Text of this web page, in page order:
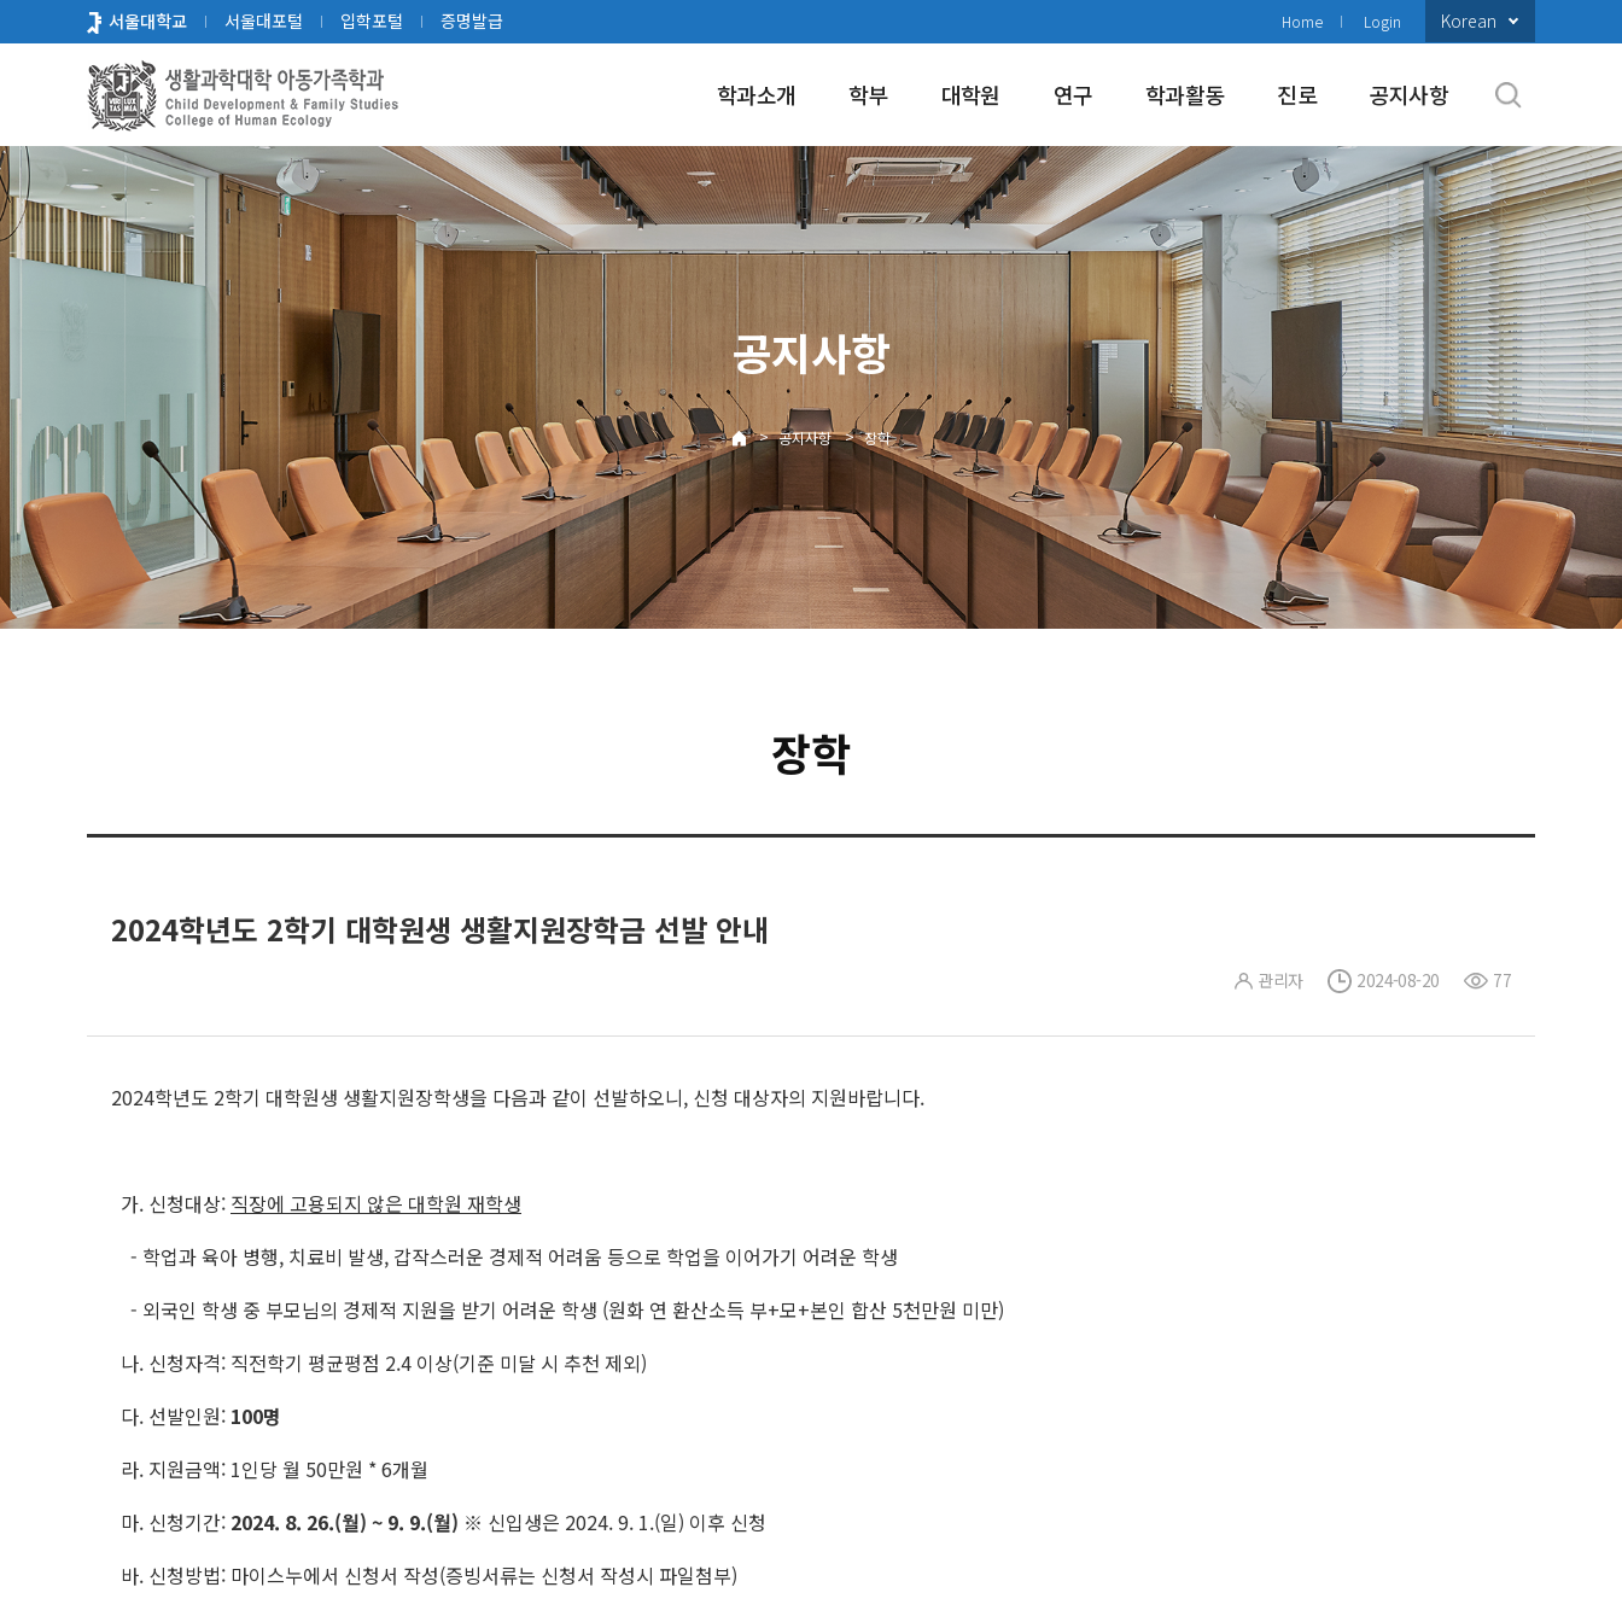
로
뉴
서울대학교 서울대포털 입학포털 증명발급 Home Login Korean
학과소개 학부 대학원 연구 학과활동 진로 공지사항
공지사항
> 공지사항 > 장학
장학
2024학년도 2학기 대학원생 생활지원장학금 선발 안내
관리자 2024-08-20 77
2024학년도 2학기 대학원생 생활지원장학생을 다음과 같이 선발하오니, 신청 대상자의 지원바랍니다.
가. 신청대상: 직장에 고용되지 않은 대학원 재학생
- 학업과 육아 병행, 치료비 발생, 갑작스러운 경제적 어려움 등으로 학업을 이어가기 어려운 학생
- 외국인 학생 중 부모님의 경제적 지원을 받기 어려운 학생 (원화 연 환산소득 부+모+본인 합산 5천만원 미만)
나. 신청자격: 직전학기 평균평점 2.4 이상(기준 미달 시 추천 제외)
다. 선발인원: 100명
라. 지원금액: 1인당 월 50만원 * 6개월
마. 신청기간: 2024. 8. 26.(월) ~ 9. 9.(월) ※ 신입생은 2024. 9. 1.(일) 이후 신청
바. 신청방법: 마이스누에서 신청서 작성(증빙서류는 신청서 작성시 파일첨부)